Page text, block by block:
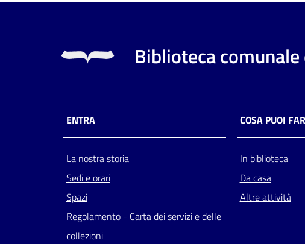
Biblioteca
ENTRA
La nostra storia
Sedi e orari
Spazi
Regolamento - Carta dei servizi e delle
collezioni
COSA PUOI
In biblioteca
Da casa
Altre attività